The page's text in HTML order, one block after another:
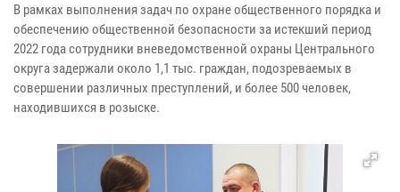
В рамках выполнения задач по охране общественного порядка и
обеспечению общественной безопасности за истекший период
2022 года сотрудники вневедомственной охраны Центрального
округа задержали около 1,1 тыс. граждан, подозреваемых в
совершении различных преступлений, и более 500 человек,
находившихся в розыске.